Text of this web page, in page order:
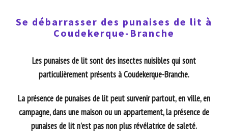
Se débarrasser des punaises de lit à
Coudekerque-Branche
Les punaises de lit sont des insectes nuisibles qui sont
particulièrement présents à Coudekerque-Branche.
La présence de punaises de lit peut survenir partout, en ville, en
campagne, dans une maison ou un appartement, la présence de
punaises de lit n’est pas non plus révélatrice de saleté.